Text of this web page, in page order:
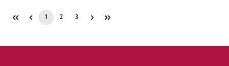
Page
1 Page
2 Page
3